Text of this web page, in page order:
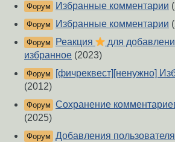
Форум Избранные комментарии
Форум Избранные комментарии
Форум Реакция
для
избранное (2023)
Форум
[фичреквест][ненужно]
(2012)
Форум Сохранение
(2025)
Форум Добавления